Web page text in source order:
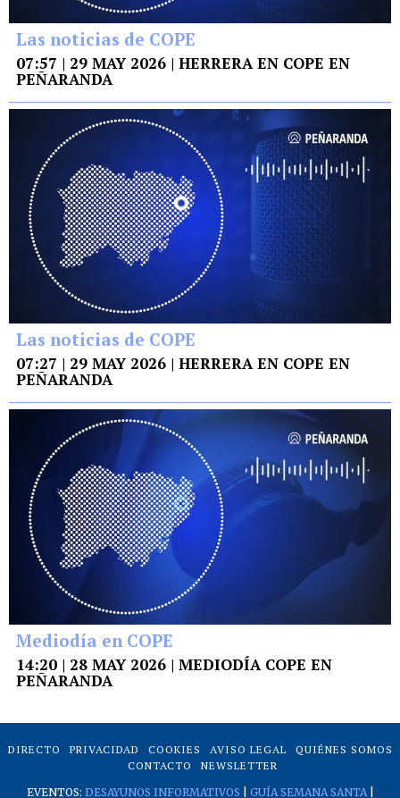
Las noticias de COPE
07:57 | 29 MAY 2026 | HERRERA EN COPE EN
PEÑARANDA
Las noticias de COPE
07:27 | 29 MAY 2026 | HERRERA EN COPE EN
PEÑARANDA
Mediodía en COPE
14:20 | 28 MAY 2026 | MEDIODÍA COPE EN
PEÑARANDA
DIRECTO PRIVACIDAD COOKIES AVISO LEGAL
QUIÉNES SOMOS
CONTACTO
NEWSLETTER
EVENTOS: DESAYUNOS INFORMATIVOS GUÍA SEMANA SANTA|